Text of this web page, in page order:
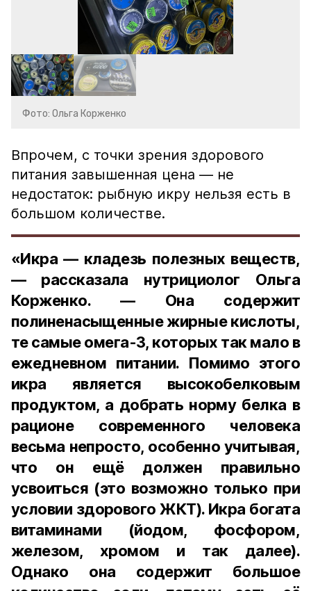
Фото: Ольга Корженко
Впрочем, с точки зрения здорового
питания завышенная цена — не
недостаток: рыбную икру нельзя есть в
большом количестве.
«Икра — кладезь полезных веществ,
— рассказала нутрициолог Ольга
Корженко. — Она содержит
полиненасыщенные жирные кислоты,
те самые омега-3, которых так мало в
ежедневном питании. Помимо этого
икра является высокобелковым
продуктом, а добрать норму белка в
рационе современного человека
весьма непросто, особенно учитывая,
что он ещё должен правильно
усвоиться (это возможно только при
условии здорового ЖКТ). Икра богата
витаминами (йодом, фосфором,
железом, хромом и так далее).
Однако она содержит большое